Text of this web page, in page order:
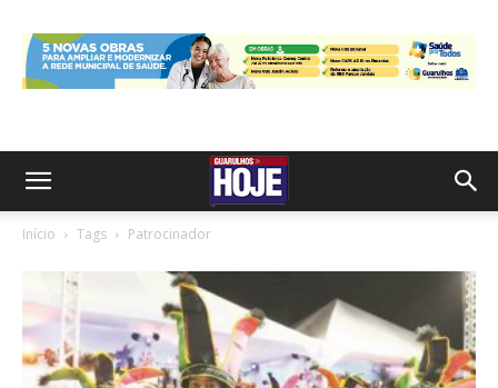
Início Tags Patrocinador